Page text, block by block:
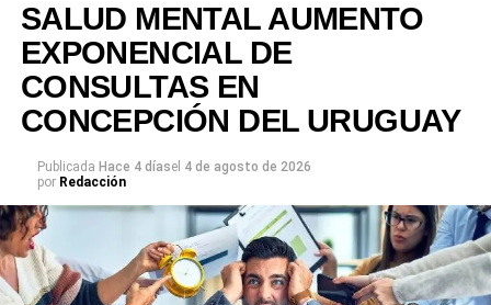
SALUD MENTAL AUMENTO
EXPONENCIAL DE
CONSULTAS EN
CONCEPCIÓN DEL URUGUAY
Publicada Hace 4 díasel 4 de agosto de 2026
por Redacción